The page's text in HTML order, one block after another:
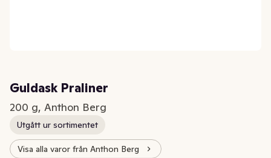
Guldask Praliner
200 g, Anthon Berg
Utgått ur sortimentet
Visa alla varor från Anthon Berg